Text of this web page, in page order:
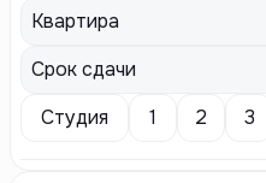
Квартира
Срок сдачи
Студия
1 2 3